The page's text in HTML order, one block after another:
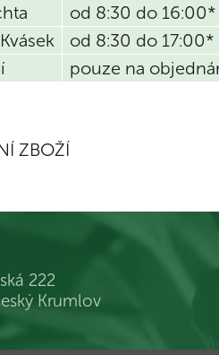
od 8:30 do 16:00*
od 8:30 do 17:00*
pouze na
ZBOŽÍ
222
Krumlov